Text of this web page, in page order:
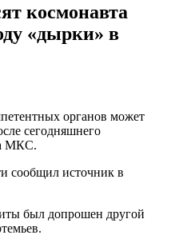
космонавта
«дырки» в
органов может
сегодняшнего
МКС.
сообщил источник в
был допрошен другой